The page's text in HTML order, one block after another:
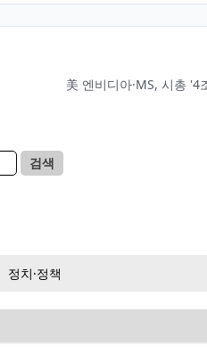
美 엔비디아·MS, 시총
검색
정치·정책